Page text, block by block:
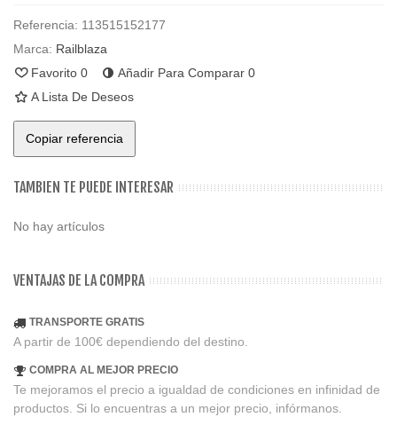
Referencia: 113515152177
Marca: Railblaza
Favorito 0 Añadir Para Comparar 0
A Lista De Deseos
Copiar referencia
TAMBIEN TE PUEDE INTERESAR
No hay artículos
VENTAJAS DE LA COMPRA
TRANSPORTE GRATIS
A partir de 100€ dependiendo del destino.
COMPRA AL MEJOR PRECIO
Te mejoramos el precio a igualdad de condiciones en infinidad de
productos. Si lo encuentras a un mejor precio, infórmanos.